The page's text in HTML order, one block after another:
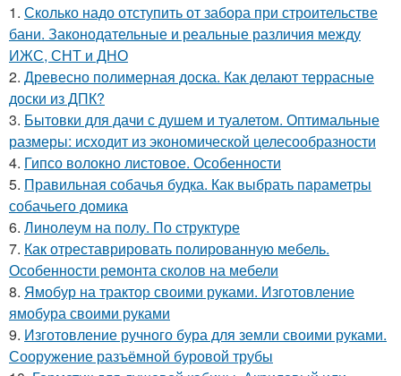
1. Сколько надо отступить от забора при строительстве
бани. Законодательные и реальные различия между
ИЖС, СНТ и ДНО
2. Древесно полимерная доска. Как делают террасные
доски из ДПК?
3. Бытовки для дачи с душем и туалетом. Оптимальные
размеры: исходит из экономической целесообразности
4. Гипсо волокно листовое. Особенности
5. Правильная собачья будка. Как выбрать параметры
собачьего домика
6. Линолеум на полу. По структуре
7. Как отреставрировать полированную мебель.
Особенности ремонта сколов на мебели
8. Ямобур на трактор своими руками. Изготовление
ямобура своими руками
9. Изготовление ручного бура для земли своими руками.
Сооружение разъёмной буровой трубы